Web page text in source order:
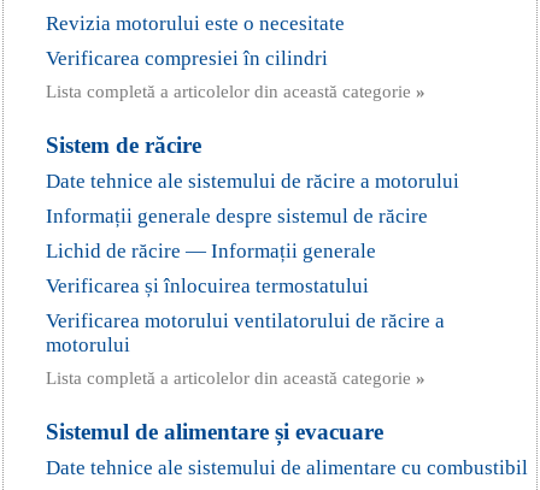
Revizia motorului este o necesitate
Verificarea compresiei în cilindri
Lista completă a articolelor din această categorie »
Sistem de răcire
Date tehnice ale sistemului de răcire a motorului
Informații generale despre sistemul de răcire
Lichid de răcire — Informații generale
Verificarea și înlocuirea termostatului
Verificarea motorului ventilatorului de răcire a
motorului
Lista completă a articolelor din această categorie »
Sistemul de alimentare și evacuare
Date tehnice ale sistemului de alimentare cu combustibil